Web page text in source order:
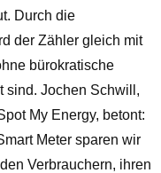
Durch die
der Zähler gleich mit
bürokratische
sind. Jochen Schwill,
My Energy, betont:
Meter sparen wir
Verbrauchern, ihren